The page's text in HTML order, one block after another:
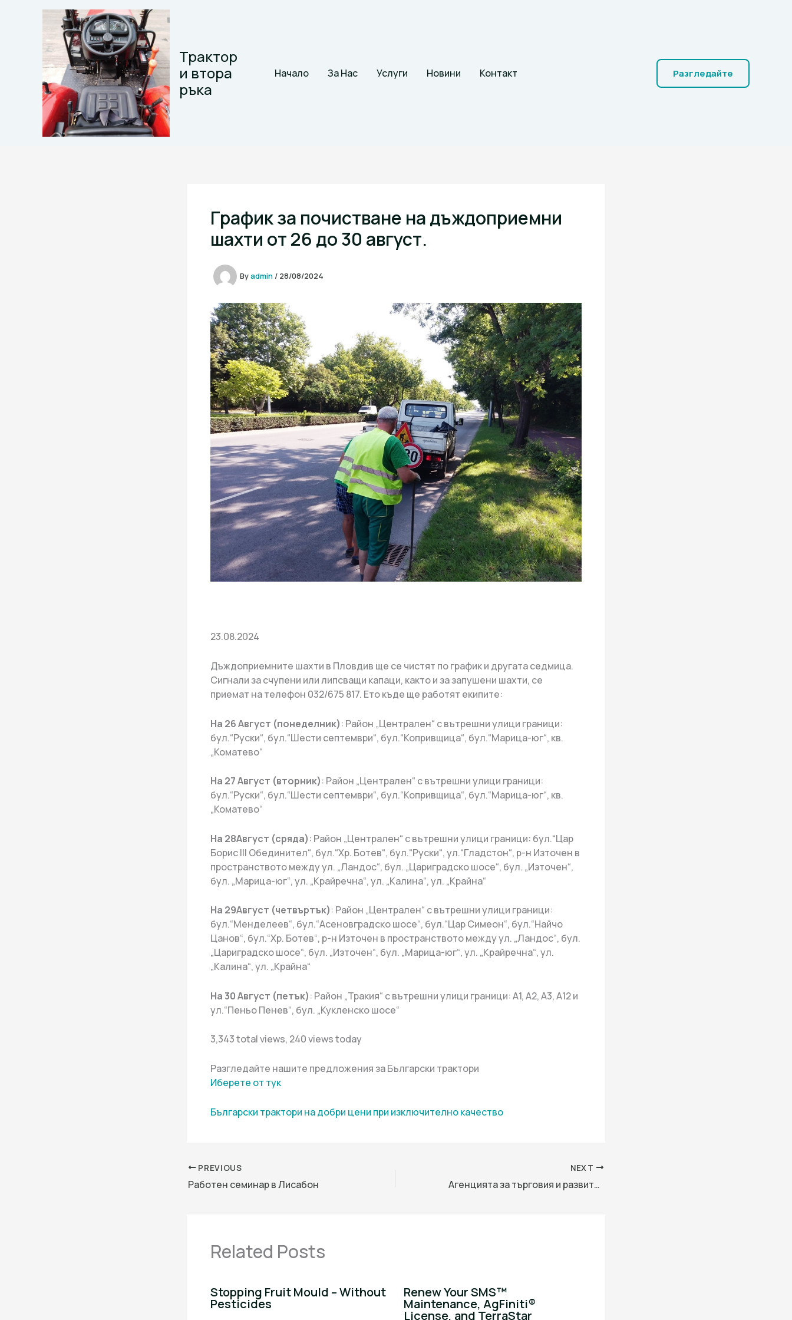
Трактор
и втора
ръка
Начало За Нас Услуги Новини Контакт Разгледайте
График за почистване на дъждоприемни
шахти от 26 до 30 август.
Byadmin / 28/08/2024
23.08.2024
Дъждоприемните шахти в Пловдив ще се чистят по график и другата седмица.
Сигнали за счупени или липсващи капаци, както и за запушени шахти, се
приемат на телефон 032/675 817. Ето къде ще работят екипите:
На 26 Август (понеделник): Район „Централен“ с вътрешни улици граници:
бул.“Руски“, бул.“Шести септември“, бул.“Копривщица“, бул.“Марица-юг“, кв.
„Коматево“
На 27 Август (вторник): Район „Централен“ с вътрешни улици граници:
бул.“Руски“, бул.“Шести септември“, бул.“Копривщица“, бул.“Марица-юг“, кв.
„Коматево“
На 28Август (сряда): Район „Централен“ с вътрешни улици граници: бул.“Цар
Борис III Обединител“, бул.“Хр. Ботев“, бул.“Руски“, ул.“Гладстон“, р-н Източен в
пространството между ул. „Ландос“, бул. „Цариградско шосе“, бул. „Източен“,
бул. „Марица-юг“, ул. „Крайречна“, ул. „Калина“, ул. „Крайна“
На 29Август (четвъртък): Район „Централен“ с вътрешни улици граници:
бул.“Менделеев“, бул.“Асеновградско шосе“, бул.“Цар Симеон“, бул.“Найчо
Цанов“, бул.“Хр. Ботев“, р-н Източен в пространството между ул. „Ландос“, бул.
„Цариградско шосе“, бул. „Източен“, бул. „Марица-юг“, ул. „Крайречна“, ул.
„Калина“, ул. „Крайна“
На 30 Август (петък): Район „Тракия“ с вътрешни улици граници: А1, А2, А3, А12 и
ул.“Пеньо Пенев“, бул. „Кукленско шосе“
3,343 total views, 240 views today
Разгледайте нашите предложения за Български трактори
Иберете от тук
Български трактори на добри цени при изключително качество
PREVIOUS
Работен семинар в Лисабон
NEXT
Агенцията за търговия и развитие на САЩ е надежден партньор на българската страна за постигане на енергийна трансформация
Related Posts
Stopping Fruit Mould – Without
Pesticides
Renew Your SMS™
Maintenance, AgFiniti®
License, and TerraStar